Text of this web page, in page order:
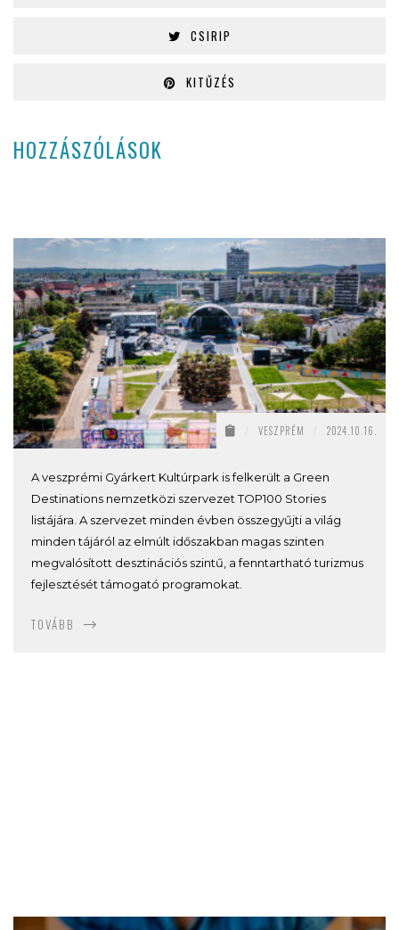
CSIRIP
KITŰZÉS
HOZZÁSZÓLÁSOK
VESZPRÉM 2024.10.16.
A veszprémi Gyárkert Kultúrpark is felkerült a Green
Destinations nemzetközi szervezet TOP100 Stories
listájára. A szervezet minden évben összegyűjti a világ
minden tájáról az elmúlt időszakban magas szinten
megvalósított desztinációs szintű, a fenntartható turizmus
fejlesztését támogató programokat.
TOVÁBB